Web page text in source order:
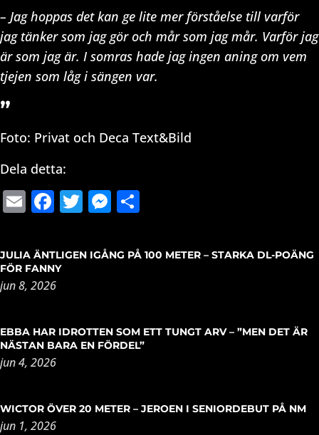
– Jag hoppas det kan ge lite mer förståelse till varför
jag tänker som jag gör och mår som jag mår. Varför jag
är som jag är. I somras hade jag ingen aning om vem
tjejen som låg i sängen var.
”
Foto: Privat och Deca Text&Bild
Dela detta:
EmailFacebook
TwitterMessenger
JULIA ÄNTLIGEN IGÅNG PÅ 100 METER – STARKA DL-POÄNG
FÖR FANNY
jun 8, 2026
EBBA HAR IDROTTEN SOM ETT TUNGT ARV – ”MEN DET ÄR
NÄSTAN BARA EN FÖRDEL”
jun 4, 2026
WICTOR ÖVER 20 METER – JEROEN I SENIORDEBUT PÅ NM
jun 1, 2026